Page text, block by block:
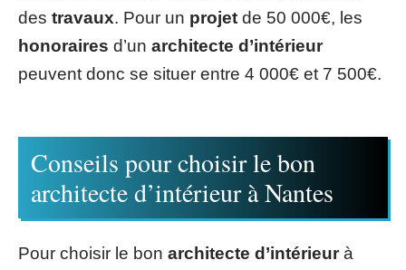
des travaux. Pour un projet de 50 000€, les
honoraires d’un architecte d’intérieur
peuvent donc se situer entre 4 000€ et 7 500€.
Conseils pour choisir le bon
architecte d’intérieur à Nantes
Pour choisir le bon architecte d’intérieurà